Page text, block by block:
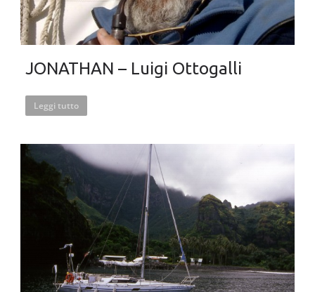
JONATHAN – Luigi Ottogalli
Leggi tutto